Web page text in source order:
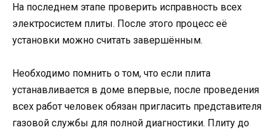
На последнем этапе проверить исправность всех
электросистем плиты. После этого процесс её
установки можно считать завершённым.
Необходимо помнить о том, что если плита
устанавливается в доме впервые, после проведения
всех работ человек обязан пригласить представителя
газовой службы для полной диагностики. Плиту до